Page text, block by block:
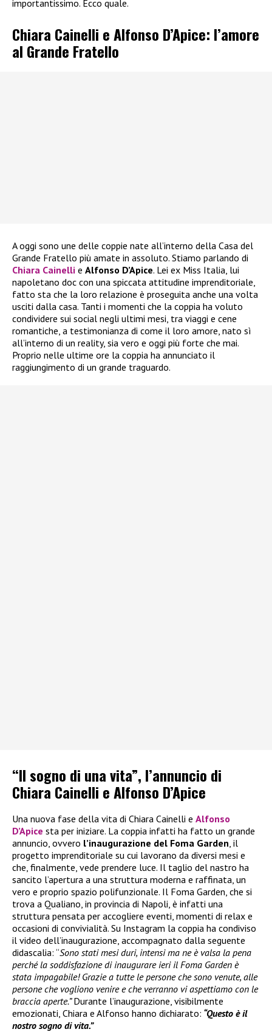
importantissimo. Ecco quale.
Chiara Cainelli e Alfonso D’Apice: l’amore
al Grande Fratello
A oggi sono une delle coppie nate all’interno della Casa del
Grande Fratello più amate in assoluto. Stiamo parlando di
Chiara Cainelli e Alfonso D’Apice. Lei ex Miss Italia, lui
napoletano doc con una spiccata attitudine imprenditoriale,
fatto sta che la loro relazione è proseguita anche una volta
usciti dalla casa. Tanti i momenti che la coppia ha voluto
condividere sui social negli ultimi mesi, tra viaggi e cene
romantiche, a testimonianza di come il loro amore, nato sì
all’interno di un reality, sia vero e oggi più forte che mai.
Proprio nelle ultime ore la coppia ha annunciato il
raggiungimento di un grande traguardo.
“Il sogno di una vita”, l’annuncio di
Chiara Cainelli e Alfonso D’Apice
Una nuova fase della vita di Chiara Cainelli e Alfonso
D’Apice sta per iniziare. La coppia infatti ha fatto un grande
annuncio, ovvero l’inaugurazione del Foma Garden , il
progetto imprenditoriale su cui lavorano da diversi mesi e
che, finalmente, vede prendere luce. Il taglio del nastro ha
sancito l’apertura a una struttura moderna e raffinata, un
vero e proprio spazio polifunzionale. Il Foma Garden, che si
trova a Qualiano, in provincia di Napoli, è infatti una
struttura pensata per accogliere eventi, momenti di relax e
occasioni di convivialità. Su Instagram la coppia ha condiviso
il video dell’inaugurazione, accompagnato dalla seguente
didascalia: “Sono stati mesi duri, intensi ma ne è valsa la pena
perché la soddisfazione di inaugurare ieri il Foma Garden è
stata impagabile! Grazie a tutte le persone che sono venute, alle
persone che vogliono venire e che verranno vi aspettiamo con le
braccia aperte.”Durante l’inaugurazione, visibilmente
emozionati, Chiara e Alfonso hanno dichiarato: “Questo è il
nostro sogno di vita.”